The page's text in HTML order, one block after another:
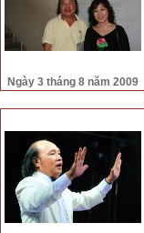
Ngày 3 tháng 8 năm 2009